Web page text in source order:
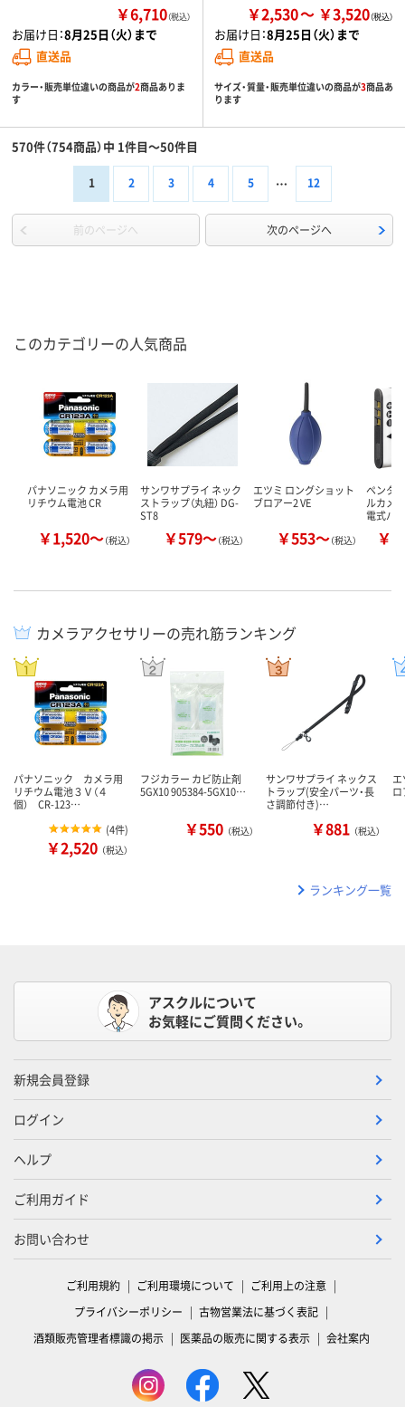
￥6,710（税込）
お届け日：8月25日（火）まで
直送品
カラー・販売単位違いの商品が2商品ありま
す
￥2,530 ￥3,520
お届け日：8月25日（火）まで
直送品
サイズ・質量・販売単位違いの商品が3商品あ
ります
570件（754商品）中 1件目～50件目
1 2 3 4 5 12
前のページへ 次のページへ
このカテゴリーの人気商品
パナソニック カメラ用
リチウム電池 CR
￥1,520～（税込）
サンワサプライ ネック
ストラップ（丸紐） DG-
ST8
￥579～（税込）
エツミ ロングショット
ブロアー2 VE
￥553～（税込）
ペンタ
ルカメ
電式バ
￥
カメラアクセサリーの売れ筋ランキング
パナソニック カメラ用
リチウム電池３Ｖ（４
個） CR-123…
(4件)
￥2,520 （税込）
フジカラー カビ防止剤
5GX10 905384-5GX10…
￥550 （税込）
サンワサプライ ネックス
トラップ(安全パーツ・長
さ調節付き)…
￥881 （税込）
ロ
ランキング一覧
アスクルについて
お気軽にご質問ください。
新規会員登録
ログイン
ヘルプ
ご利用ガイド
お問い合わせ
ご利用規約 ご利用環境について
ご利用上の注意
プライバシーポリシー
古物営業法に基づく表記
酒類販売管理者標識の掲示
医薬品の販売に関する表示 会社案内